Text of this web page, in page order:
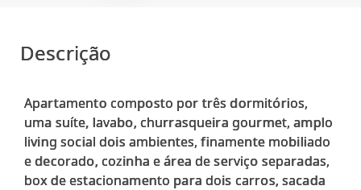
Descrição
Apartamento composto por três dormitórios,
uma suíte, lavabo, churrasqueira gourmet, amplo
living social dois ambientes, finamente mobiliado
e decorado, cozinha e área de serviço separadas,
box de estacionamento para dois carros, sacada